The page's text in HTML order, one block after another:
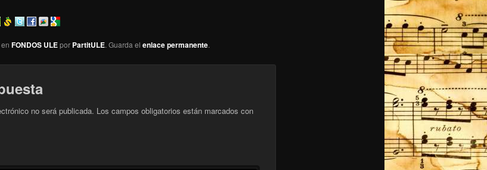
FONDOS ULEpor PartitULE. Guarda el enlace permanente.
no será publicada. Los campos obligatorios están marcados con